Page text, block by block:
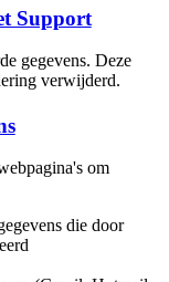
Support
gegevens. Deze
verwijderd.
om
die door